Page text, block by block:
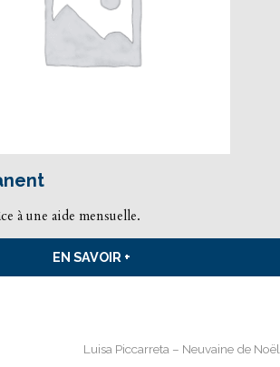
à une aide mensuelle.
EN SAVOIR +
Luisa Piccarreta – Neuvaine de